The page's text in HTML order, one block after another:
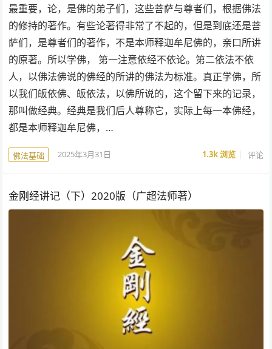
最重要，论，是佛的弟子们，这些菩萨与尊者们，根据佛法
的修持的著作。有些论著得非常了不起的，但是到底还是菩
萨们，是尊者们的著作，不是本师释迦牟尼佛的，亲口所讲
的原著。所以学佛， 第一注意依经不依论。第二依法不依
人，以佛法佛说的佛经的所讲的佛法为标准。真正学佛，所
以我们皈依佛、皈依法，以佛所说的，这个留下来的记录，
那叫做经典。经典是我们后人尊称它，实际上每一本佛经，
都是本师释迦牟尼佛，…
佛法基础 2025年3月31日 1.3k浏览 评论
金刚经讲记（下）2020版（广超法师著）